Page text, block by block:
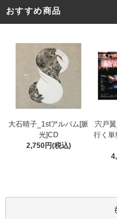
おすすめ商品
大石晴子_1stアルバム[脈
光]CD
2,750円(税込)
宍戸
行く単